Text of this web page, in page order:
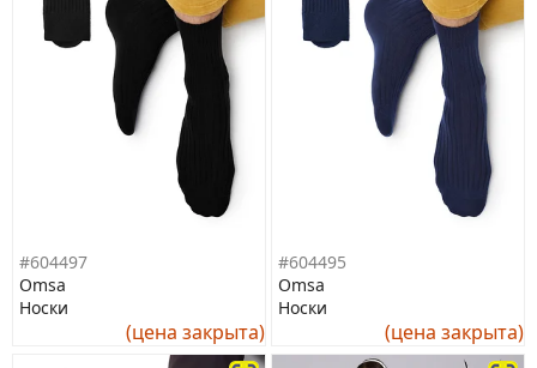
#604497
Omsa
Носки
(цена закрыта)
#604495
Omsa
Носки
(цена закрыта)